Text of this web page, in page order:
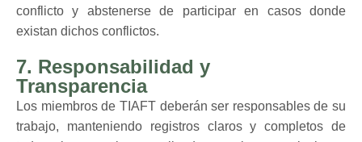
conflicto y abstenerse de participar en casos donde
existan dichos conflictos.
7. Responsabilidad y
Transparencia
Los miembros de TIAFT deberán ser responsables de su
trabajo, manteniendo registros claros y completos de